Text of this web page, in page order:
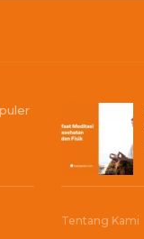
Tentang Kami